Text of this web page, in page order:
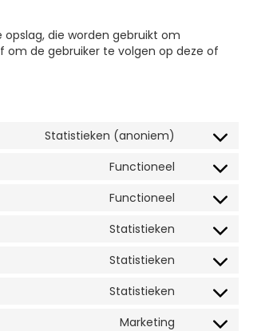
die worden gebruikt om
de gebruiker te volgen op deze of
Statistieken (anoniem)
Functioneel
Functioneel
Statistieken
Statistieken
Statistieken
Marketing